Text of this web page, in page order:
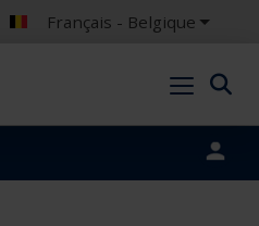
Français - Belgique